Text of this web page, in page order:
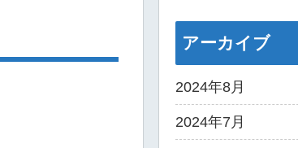
アーカイブ
2024年8月
2024年7月